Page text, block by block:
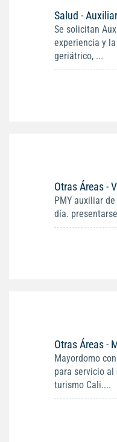
Salud - Auxiliar
Se solicitan
experiencia y
geriátrico, ...
Otras Áreas -
PMY auxiliar
día.
Otras Áreas -
Mayordomo
para servicio
turismo Cali....